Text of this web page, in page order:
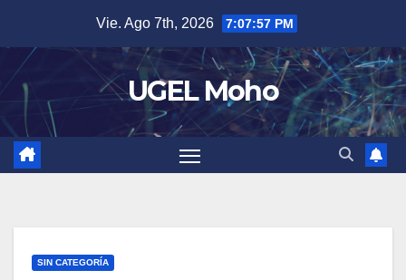
content
Vie. Ago 7th, 2026 7:07:57 PM
UGEL Moho
SIN CATEGORÍA